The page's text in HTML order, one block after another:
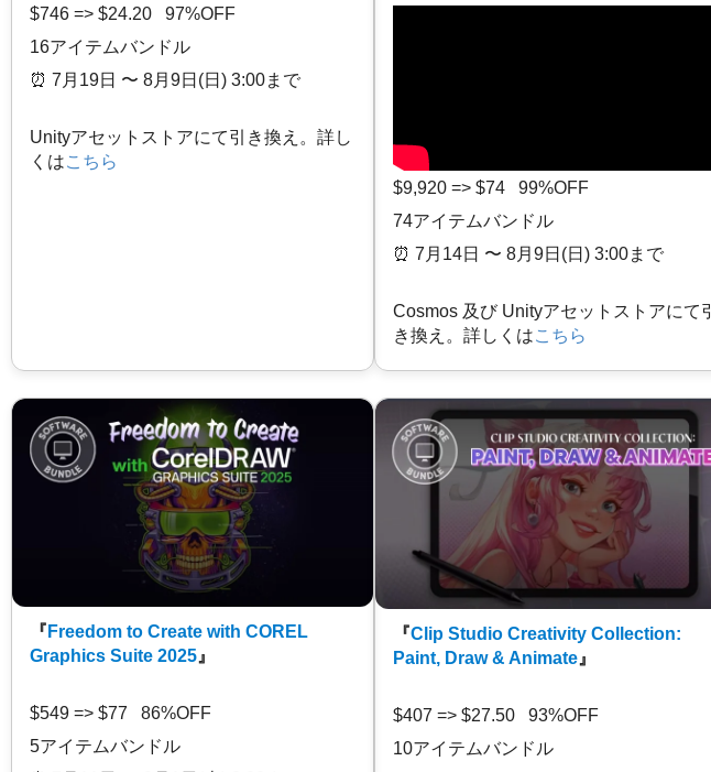
$746 => $24.20 97%OFF
16アイテムバンドル
⏰️ 7月19日 〜 8月9日(日) 3:00まで
Unityアセットストアにて引き換え。詳し
くはこちら
$9,920 => $74 99%OFF
74アイテムバンドル
⏰️ 7月14日 〜 8月9日(日) 3:00まで
Cosmos 及び Unityアセットストアにて引
き換え。詳しくはこちら
『 Freedom to Create with COREL
Graphics Suite 2025 』
$549 => $77 86%OFF
5アイテムバンドル
『Clip Studio Creativity Collection:
Paint, Draw & Animate 』
$407 => $27.50 93%OFF
10アイテムバンドル